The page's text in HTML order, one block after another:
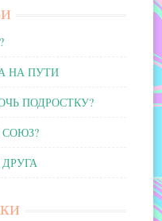
НА ПУТИ
ПОДРОСТКУ?